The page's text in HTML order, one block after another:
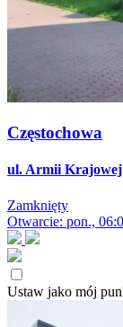
Częstochowa
ul. Armii
Zamknięty
Otwarcie: pon.,
Ustaw jako mój